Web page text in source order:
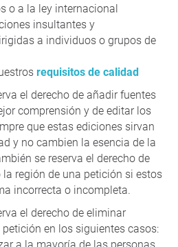
o a la ley internacional
insultantes y
a individuos o grupos de
requisitos de calidad
el derecho de añadir fuentes
comprensión y de editar los
que estas ediciones sirvan
y no cambien la esencia de la
se reserva el derecho de
región de una petición si estos
incorrecta o incompleta.
el derecho de eliminar
en los siguientes casos: